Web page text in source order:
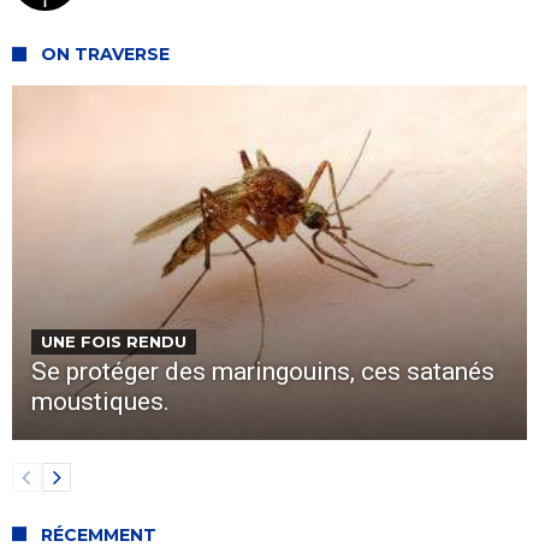
ON TRAVERSE
UNE FOIS RENDU
Se protéger des maringouins, ces satanés
moustiques.
RÉCEMMENT